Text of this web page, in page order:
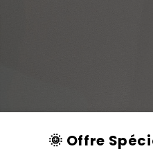
🌞 Offre